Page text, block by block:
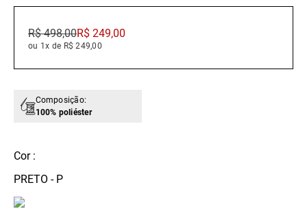
R$ 498,00R$ 249,00
ou 1x de R$ 249,00
Composição:
100% poliéster
Cor :
PRETO - P
saia
jeans
10º vestido curto